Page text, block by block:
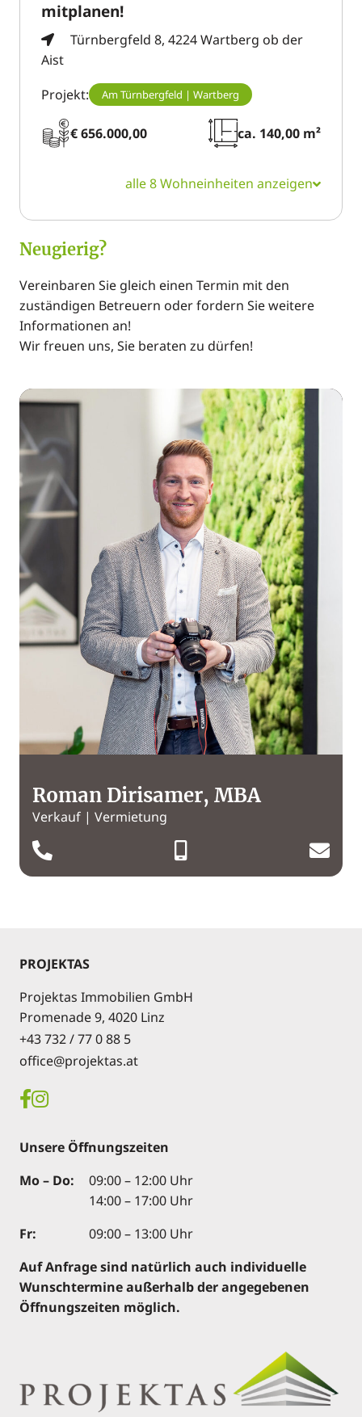
mitplanen!
Türnbergfeld 8, 4224 Wartberg ob der
Aist
Projekt:
Am Türnbergfeld | Wartberg
€ 656.000,00 ca. 140,00 m²
alle 8 Wohneinheiten anzeigen
Neugierig?
Vereinbaren Sie gleich einen Termin mit den
zuständigen Betreuern oder fordern Sie weitere
Informationen an!
Wir freuen uns, Sie beraten zu dürfen!
Roman Dirisamer, MBA
Verkauf | Vermietung
PROJEKTAS
Projektas Immobilien GmbH
Promenade 9, 4020 Linz
+43 732 / 77 0 88 5
office@projektas.at
Unsere Öffnungszeiten
Mo – Do:
09:00 – 12:00 Uhr
14:00 – 17:00 Uhr
Fr:
09:00 – 13:00 Uhr
Auf Anfrage sind natürlich auch individuelle
Wunschtermine außerhalb der angegebenen
Öffnungszeiten möglich.